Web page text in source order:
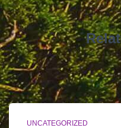
UNCATEGORIZED